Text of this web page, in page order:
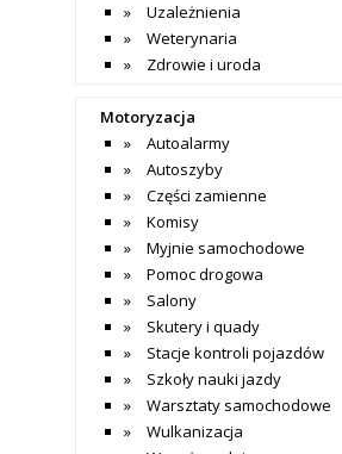
Uzależnienia
Weterynaria
Zdrowie i uroda
Motoryzacja
Autoalarmy
Autoszyby
Części zamienne
Komisy
Myjnie samochodowe
Pomoc drogowa
Salony
Skutery i quady
Stacje kontroli pojazdów
Szkoły nauki jazdy
Warsztaty samochodowe
Wulkanizacja